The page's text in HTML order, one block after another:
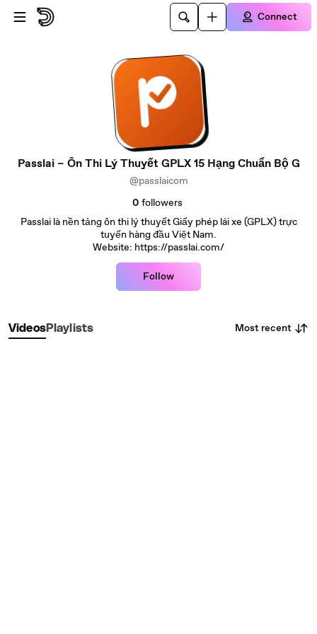
Skip to main content
Connect
Passlai – Ôn Thi Lý Thuyết GPLX 15 Hạng Chuẩn Bộ G
@passlaicom
0 followers
Passlai là nền tảng ôn thi lý thuyết Giấy phép lái xe (GPLX) trực
tuyến hàng đầu Việt Nam.
Website: https://passlai.com/
Follow
VideosPlaylists Most recent